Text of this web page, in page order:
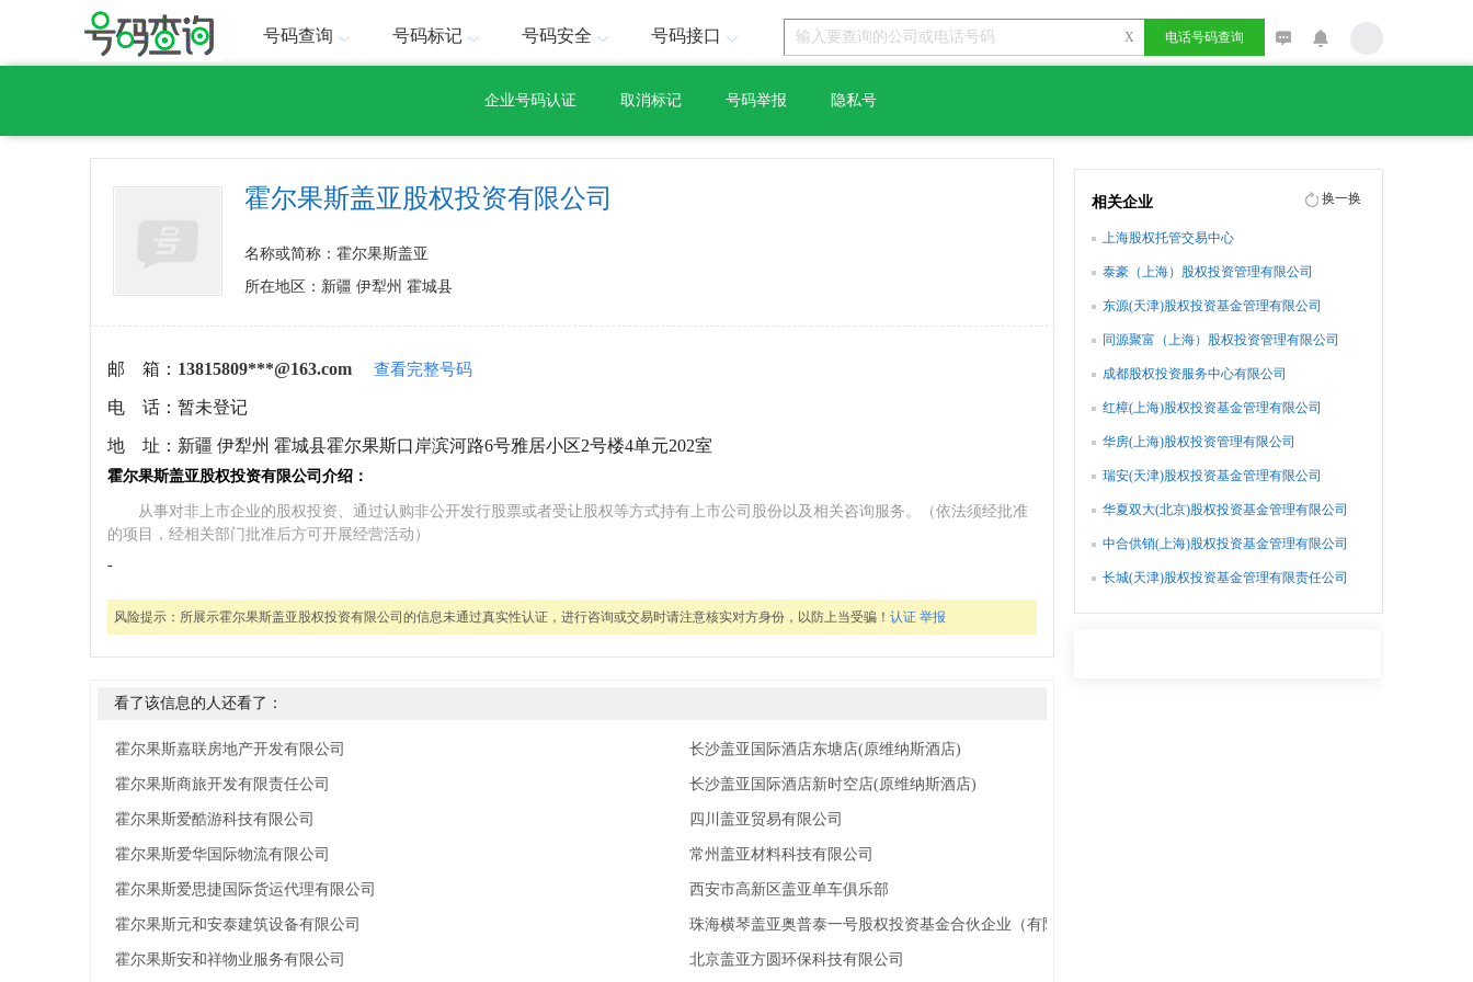
号码查询 号码标记 号码安全 号码接口 X 电话号码查询
企业号码认证 取消标记 号码举报 隐私号
霍尔果斯盖亚股权投资有限公司
名称或简称：霍尔果斯盖亚
所在地区：新疆 伊犁州 霍城县
邮 箱： 13815809***@163.com 查看完整号码
电 话： 暂未登记
地 址： 新疆 伊犁州 霍城县霍尔果斯口岸滨河路6号雅居小区2号楼4单元202室
霍尔果斯盖亚股权投资有限公司介绍：
从事对非上市企业的股权投资、通过认购非公开发行股票或者受让股权等方式持有上市公司股份以及相关咨询服务。（依法须经批准
的项目，经相关部门批准后方可开展经营活动）
-
风险提示： 所展示霍尔果斯盖亚股权投资有限公司的信息未通过真实性认证，进行咨询或交易时请注意核实对方身份，以防上当受骗！ 认证 举报
看了该信息的人还看了：
霍尔果斯嘉联房地产开发有限公司
霍尔果斯商旅开发有限责任公司
霍尔果斯爱酷游科技有限公司
霍尔果斯爱华国际物流有限公司
霍尔果斯爱思捷国际货运代理有限公司
霍尔果斯元和安泰建筑设备有限公司
霍尔果斯安和祥物业服务有限公司
长沙盖亚国际酒店东塘店(原维纳斯酒店)
长沙盖亚国际酒店新时空店(原维纳斯酒店)
四川盖亚贸易有限公司
常州盖亚材料科技有限公司
西安市高新区盖亚单车俱乐部
珠海横琴盖亚奥普泰一号股权投资基金合伙企业（有限合伙）
北京盖亚方圆环保科技有限公司
相关企业 换一换
上海股权托管交易中心
泰豪（上海）股权投资管理有限公司
东源(天津)股权投资基金管理有限公司
同源聚富（上海）股权投资管理有限公司
成都股权投资服务中心有限公司
红樟(上海)股权投资基金管理有限公司
华房(上海)股权投资管理有限公司
瑞安(天津)股权投资基金管理有限公司
华夏双大(北京)股权投资基金管理有限公司
中合供销(上海)股权投资基金管理有限公司
长城(天津)股权投资基金管理有限责任公司